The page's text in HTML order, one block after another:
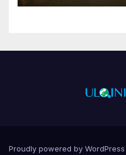
Proudly powered by WordPress